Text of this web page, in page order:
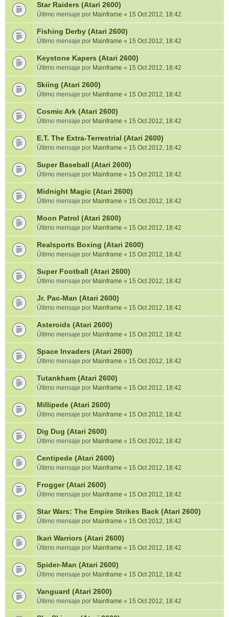
Star Raiders (Atari 2600)
Último mensaje por Mainframe « 15 Oct 2012, 18:42
Fishing Derby (Atari 2600)
Último mensaje por Mainframe « 15 Oct 2012, 18:42
Keystone Kapers (Atari 2600)
Último mensaje por Mainframe « 15 Oct 2012, 18:42
Skiing (Atari 2600)
Último mensaje por Mainframe « 15 Oct 2012, 18:42
Cosmic Ark (Atari 2600)
Último mensaje por Mainframe « 15 Oct 2012, 18:42
E.T. The Extra-Terrestrial (Atari 2600)
Último mensaje por Mainframe « 15 Oct 2012, 18:42
Super Baseball (Atari 2600)
Último mensaje por Mainframe « 15 Oct 2012, 18:42
Midnight Magic (Atari 2600)
Último mensaje por Mainframe « 15 Oct 2012, 18:42
Moon Patrol (Atari 2600)
Último mensaje por Mainframe « 15 Oct 2012, 18:42
Realsports Boxing (Atari 2600)
Último mensaje por Mainframe « 15 Oct 2012, 18:42
Super Football (Atari 2600)
Último mensaje por Mainframe « 15 Oct 2012, 18:42
Jr. Pac-Man (Atari 2600)
Último mensaje por Mainframe « 15 Oct 2012, 18:42
Asteroids (Atari 2600)
Último mensaje por Mainframe « 15 Oct 2012, 18:42
Space Invaders (Atari 2600)
Último mensaje por Mainframe « 15 Oct 2012, 18:42
Tutankham (Atari 2600)
Último mensaje por Mainframe « 15 Oct 2012, 18:42
Millipede (Atari 2600)
Último mensaje por Mainframe « 15 Oct 2012, 18:42
Dig Dug (Atari 2600)
Último mensaje por Mainframe « 15 Oct 2012, 18:42
Centipede (Atari 2600)
Último mensaje por Mainframe « 15 Oct 2012, 18:42
Frogger (Atari 2600)
Último mensaje por Mainframe « 15 Oct 2012, 18:42
Star Wars: The Empire Strikes Back (Atari 2600)
Último mensaje por Mainframe « 15 Oct 2012, 18:42
Ikari Warriors (Atari 2600)
Último mensaje por Mainframe « 15 Oct 2012, 18:42
Spider-Man (Atari 2600)
Último mensaje por Mainframe « 15 Oct 2012, 18:42
Vanguard (Atari 2600)
Último mensaje por Mainframe « 15 Oct 2012, 18:42